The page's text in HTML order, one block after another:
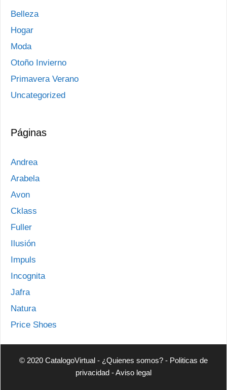
Belleza
Hogar
Moda
Otoño Invierno
Primavera Verano
Uncategorized
Páginas
Andrea
Arabela
Avon
Cklass
Fuller
Ilusión
Impuls
Incognita
Jafra
Natura
Price Shoes
© 2020 CatalogoVirtual - ¿Quienes somos? - Politicas de
privacidad -Aviso legal